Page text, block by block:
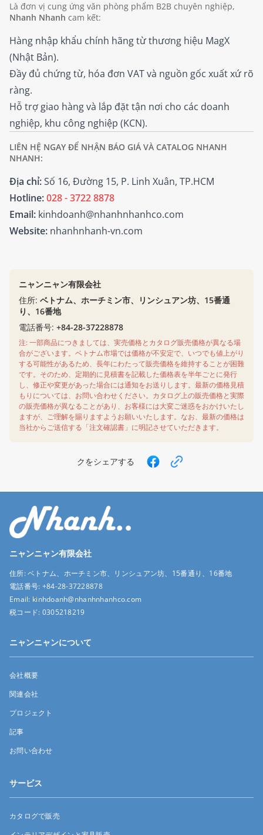
Là đơn vị cung ứng văn phòng phẩm B2B chuyên nghiệp,
Nhanh Nhanh cam kết:
Hàng nhập khẩu chính hãng từ thương hiệu MagX
(Nhật Bản).
Đầy đủ chứng từ, hóa đơn VAT và nguồn gốc xuất xứ rõ
ràng.
Hỗ trợ giao hàng và lắp đặt tận nơi cho các doanh
nghiệp, khu công nghiệp (KCN).
LIÊN HỆ NGAY ĐỂ NHẬN BÁO GIÁ VÀ CATALOG NHANH
NHANH:
Địa chỉ:Số 16, Đường 15, P. Linh Xuân, TP.HCM
Hotline:028 - 3722 8878
Email: kinhdoanh@nhanhnhanhco.com
Website: nhanhnhanh-vn.com
ニャンニャン有限会社
住所: ベトナム、ホーチミン市、リンシュアン坊、15番通
り、16番地
電話番号: +84-28-37228878
注: 一部商品につきましては、実売価格とカタログ販売価格が異なる場
合がございます。ベトナム市場では価格が不安定で、いつでも値上がり
する可能性があるため、長年にわたって販売価格を維持することが困難
です。そのため、定期的に見積書を記載した価格表を半年ごとに発行
し、修正や変更があった場合には通知をお送りします。最新の価格見積
もりについては、お問い合わせください。カタログ上の販売価格と実際
の販売価格が異なることがあり、お客様には大変ご迷惑をおかけいたし
ますが、ご理解を賜りますようお願いいたします。なお、最新の価格は
当社からご送信する「注文確認書」に明記させていただきます。
クをシェアする
ニャンニャン有限会社
住所:ベトナム、ホーチミン市、リンシュアン坊、15番通り、16番地
電話番号: +84-28-37228878
Email: kinhdoanh@nhanhnhanhco.com
税コード: 0305218219
ニャンニャンについて
会社概要
関連会社
プロジェクト
記事
お問い合わせ
サービス
カタログで販売